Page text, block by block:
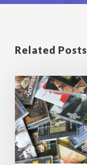
Related Posts
0